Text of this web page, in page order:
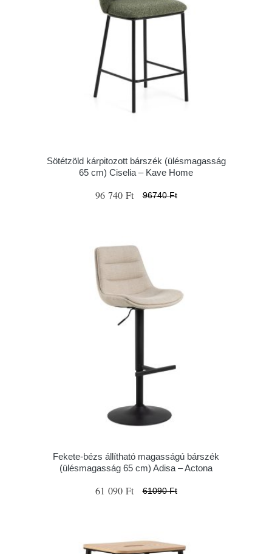
Sötétzöld kárpitozott bárszék (ülésmagasság
65 cm) Ciselia – Kave Home
96 740 Ft 96740 Ft
Fekete-bézs állítható magasságú bárszék
(ülésmagasság 65 cm) Adisa – Actona
61 090 Ft 61090 Ft